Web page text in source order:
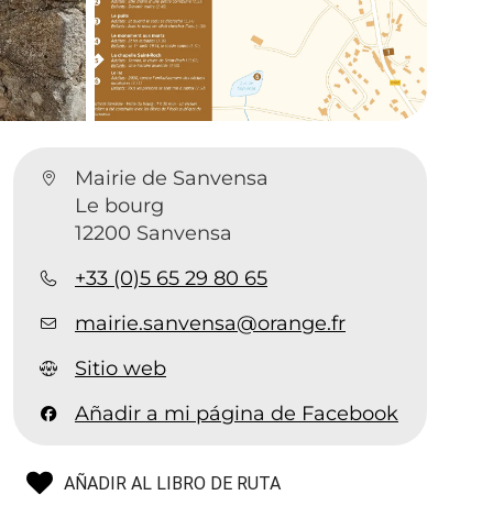
Mairie de Sanvensa
Le bourg
12200 Sanvensa
+33 (0)5 65 29 80 65
mairie.sanvensa@orange.fr
Sitio web
Añadir a mi página de Facebook
AÑADIR AL LIBRO DE RUTA